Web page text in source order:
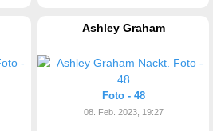
Ashley Graham
Foto - 48
08. Feb. 2023, 19:27